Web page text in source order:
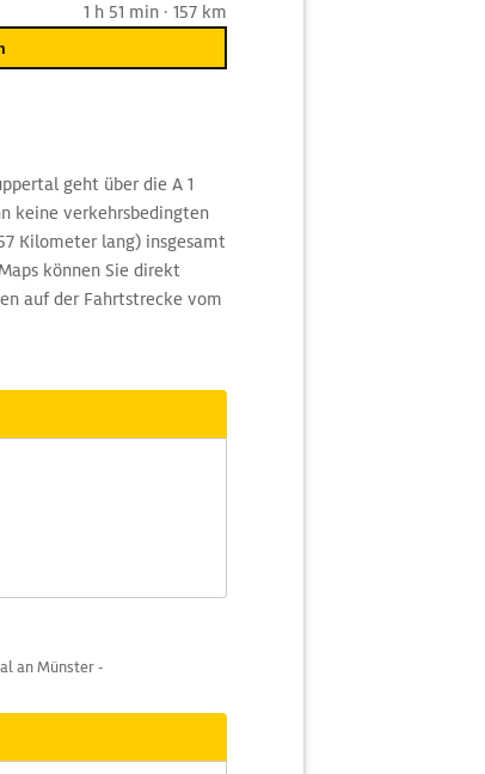
1 h 51 min · 157 km
geht über die A 1
keine verkehrsbedingten
Kilometer lang) insgesamt
können Sie direkt
auf der Fahrtstrecke vom
an Münster -